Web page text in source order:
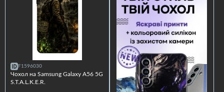
F1596030
Чохол на Samsung Galaxy A56 5G
S.T.A.L.K.E.R.